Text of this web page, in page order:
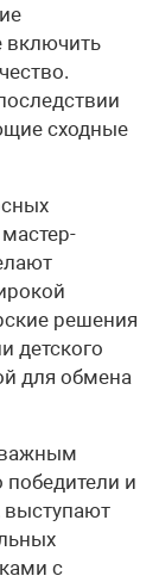
включить
сходные
решения
детского
для обмена
важным
победители и
выступают
с